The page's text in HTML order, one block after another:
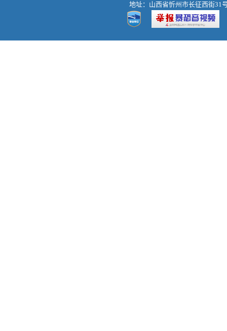
地址：山西省忻州市长征西街31